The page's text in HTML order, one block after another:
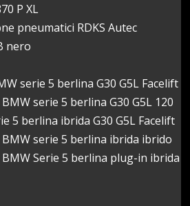
P XL
pneumatici RDKS Autec
nero
serie 5 berlina G30 G5L Facelift
serie 5 berlina G30 G5L 120
5 berlina ibrida G30 G5L Facelift
BMW serie 5 berlina ibrida ibrido
BMW Serie 5 berlina plug-in ibrida